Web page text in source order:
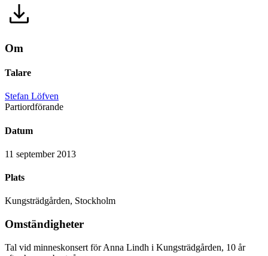
Om
Talare
Stefan Löfven
Partiordförande
Datum
11 september 2013
Plats
Kungsträdgården, Stockholm
Omständigheter
Tal vid minneskonsert för Anna Lindh i Kungsträdgården, 10 år